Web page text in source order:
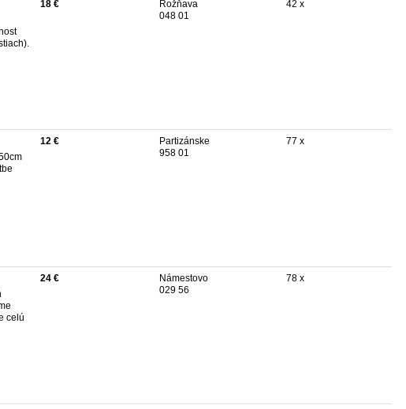
18 €
Rožňava
048 01
42 x
12 €
Partizánske
958 01
77 x
celú
24 €
Námestovo
029 56
78 x